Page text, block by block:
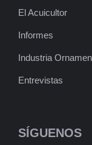
El Acuicultor
Informes
Industria
Entrevistas
SÍGUENOS